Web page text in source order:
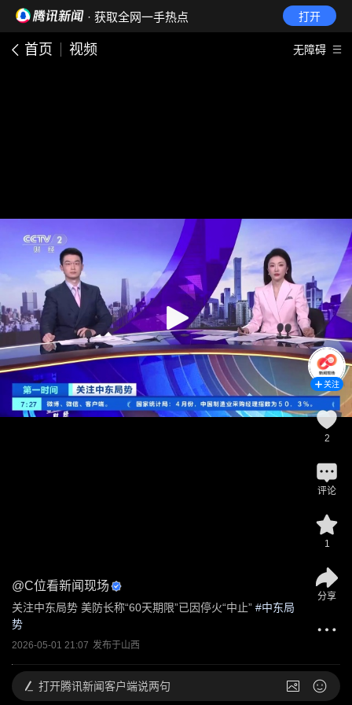
· 获取全网一手热点 打开
首页 视频 无障碍
@C位看新闻现场
关注中东局势 美防长称“60天期限”已因停火“中止” #中东局
势
2026-05-01 21:07 发布于山西
关注
2
评论
1
分享
打开腾讯新闻客户端说两句